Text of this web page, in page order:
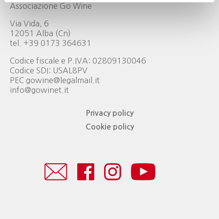
Associazione Go Wine
Via Vida, 6
12051 Alba (Cn)
tel. +39 0173 364631
Codice fiscale e P.IVA: 02809130046
Codice SDI: USAL8PV
PEC gowine@legalmail.it
info@gowinet.it
Privacy policy
Cookie policy